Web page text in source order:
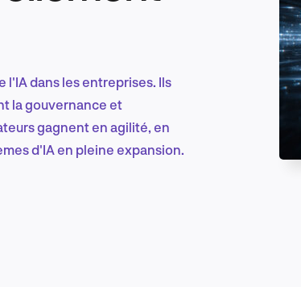
Recherche et conception produit
dans les entreprises. Ils
la gouvernance et
gagnent en agilité, en
d'IA en pleine expansion.